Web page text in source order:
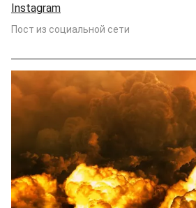
Instagram
Пост из социальной сети